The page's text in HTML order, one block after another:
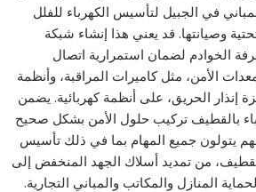
في الجبيل لتأسيس الكهرباء للفلل
وصيانتها. قد يعني هذا إنشاء شبكة
الخوادم لضمان استمرارية اتصال
الأمن، مثل كاميرات المراقبة، وأنظمة
إنذار الحريق، على أنظمة كهربائية. يضمن
بالقطيف تركيب حلول الأمن بشكل صحيح
يتولون جميع المهام بما في ذلك تأسيس
من تمديد أسلاك الجهد المنخفض إلى
المنازل والمكاتب والمباني التجارية.